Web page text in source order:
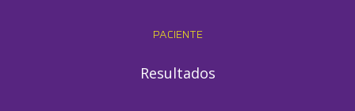
PACIENTE
Resultados